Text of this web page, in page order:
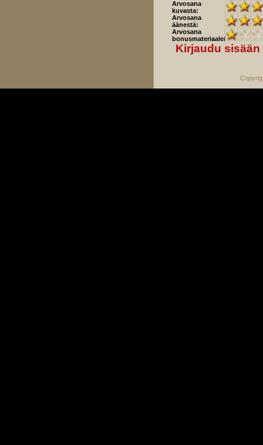
Arvosana
kuvasta:
Arvosana
äänestä:
Arvosana
bonusmateriaaleista:
Kirjaudu sisään